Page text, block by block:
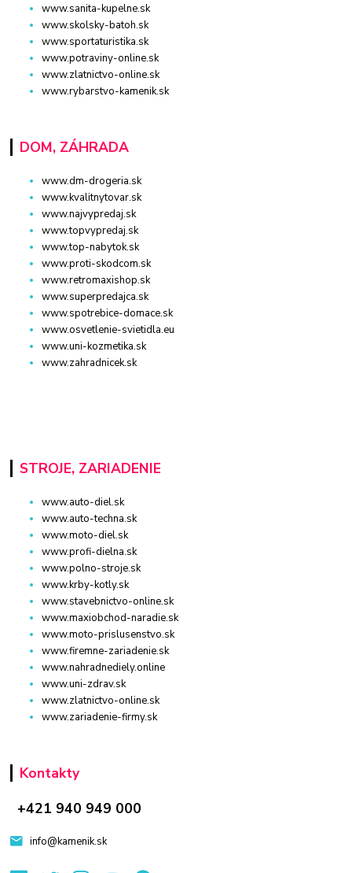
www.sanita-kupelne.sk
www.skolsky-batoh.sk
www.sportaturistika.sk
www.potraviny-online.sk
www.zlatnictvo-online.sk
www.rybarstvo-kamenik.sk
DOM, ZÁHRADA
www.dm-drogeria.sk
www.kvalitnytovar.sk
www.najvypredaj.sk
www.topvypredaj.sk
www.top-nabytok.sk
www.proti-skodcom.sk
www.retromaxishop.sk
www.superpredajca.sk
www.spotrebice-domace.sk
www.osvetlenie-svietidla.eu
www.uni-kozmetika.sk
www.zahradnicek.sk
STROJE, ZARIADENIE
www.auto-diel.sk
www.auto-techna.sk
www.moto-diel.sk
www.profi-dielna.sk
www.polno-stroje.sk
www.krby-kotly.sk
www.stavebnictvo-online.sk
www.maxiobchod-naradie.sk
www.moto-prislusenstvo.sk
www.firemne-zariadenie.sk
www.nahradnediely.online
www.uni-zdrav.sk
www.zlatnictvo-online.sk
www.zariadenie-firmy.sk
Kontakty
+421 940 949 000
info@kamenik.sk